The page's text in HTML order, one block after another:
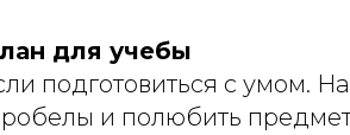
для учебы
подготовиться с умом.
и полюбить